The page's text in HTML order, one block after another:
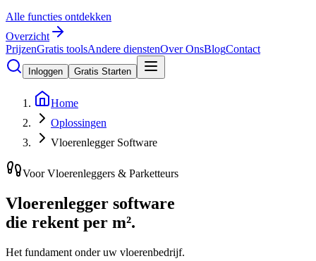
Alle functies ontdekken
Overzicht
PrijzenGratis toolsAndere dienstenOver OnsBlogContact
Inloggen Gratis Starten
Home
Oplossingen
Vloerenlegger Software
Voor Vloerenleggers & Parketteurs
Vloerenlegger software
die rekent per m².
Het fundament onder uw vloerenbedrijf.